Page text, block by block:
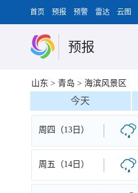
首页 预报 预警 雷达 云图
预报
山东 > 青岛 > 海滨风景区
今天
周四（13日）
周五（14日）